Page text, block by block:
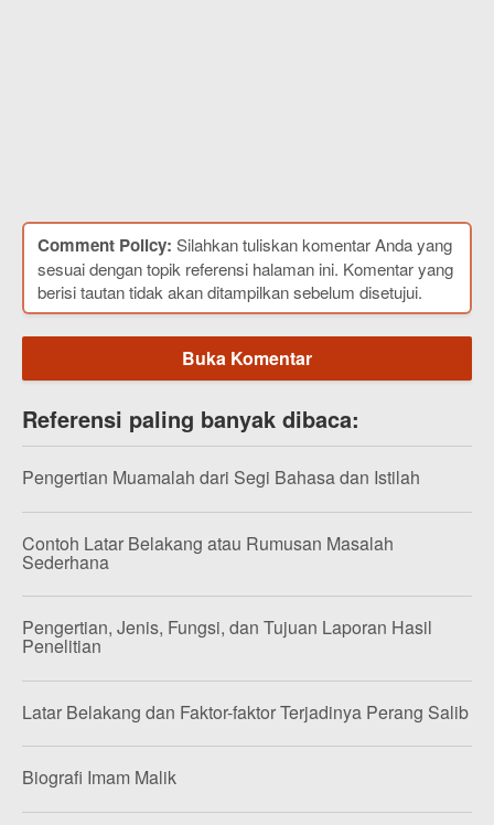
Comment Policy: Silahkan tuliskan komentar Anda yang
sesuai dengan topik referensi halaman ini. Komentar yang
berisi tautan tidak akan ditampilkan sebelum disetujui.
Buka Komentar
Referensi paling banyak dibaca:
Pengertian Muamalah dari Segi Bahasa dan Istilah
Contoh Latar Belakang atau Rumusan Masalah
Sederhana
Pengertian, Jenis, Fungsi, dan Tujuan Laporan Hasil
Penelitian
Latar Belakang dan Faktor-faktor Terjadinya Perang Salib
Biografi Imam Malik